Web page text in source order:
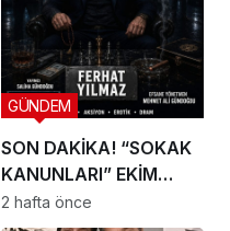
SON DAKİKA! “SOKAK
KANUNLARI” EKİM
AYINDA SETE ÇIKIYOR
GÜNDEM
2 hafta önce